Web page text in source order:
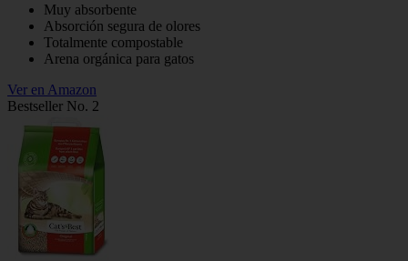
Muy absorbente
Absorción segura de olores
Totalmente compostable
Arena orgánica para gatos
Ver en Amazon
Bestseller No. 2